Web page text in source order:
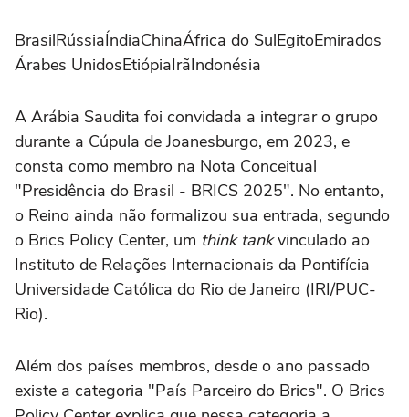
BrasilRússiaÍndiaChinaÁfrica do SulEgitoEmirados
Árabes UnidosEtiópiaIrãIndonésia
A Arábia Saudita foi convidada a integrar o grupo
durante a Cúpula de Joanesburgo, em 2023, e
consta como membro na Nota Conceitual
"Presidência do Brasil - BRICS 2025". No entanto,
o Reino ainda não formalizou sua entrada, segundo
o Brics Policy Center, um think tankvinculado ao
Instituto de Relações Internacionais da Pontifícia
Universidade Católica do Rio de Janeiro (IRI/PUC-
Rio).
Além dos países membros, desde o ano passado
existe a categoria "País Parceiro do Brics". O Brics